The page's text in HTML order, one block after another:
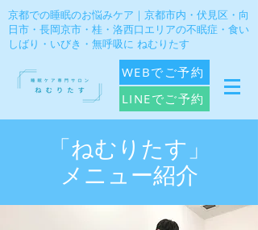
​京都での睡眠のお悩みケア｜京都市内・伏見区・向
日市・長岡京市・桂・洛西口エリアの不眠症・食い
しばり・いびき・無呼吸に ねむりたす
WEBでご予約
LINEでご予約
「ねむりたす」
​メニュー紹介